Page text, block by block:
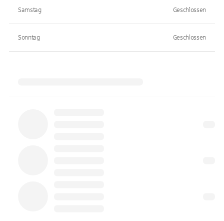
Samstag Geschlossen
Sonntag Geschlossen